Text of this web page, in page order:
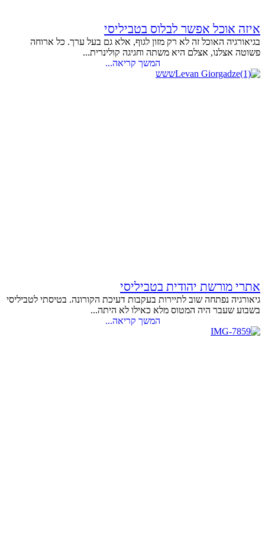
איזה אוכל אפשר לבלוס בטביליסי
בגיאורגיה האוכל זה לא רק מזון לגוף, אלא גם בעל ערך. כל ארוחה
פשוטה אצלנו, אצלם היא משתה וחגיגה קולינרית...
המשך קריאה...
אתרי מורשת יהודית בטביליסי
גיאורגיה נפתחה שוב לתיירות בעקבות דעיכת הקורונה. בטיסתי לטביליסי
בשבוע שעבר היה המטוס מלא כאילו לא היתה...
המשך קריאה...